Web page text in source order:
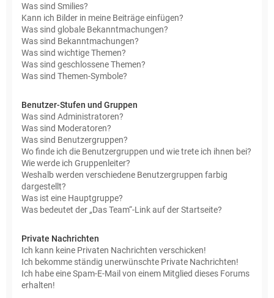
Was sind Smilies?
Kann ich Bilder in meine Beiträge einfügen?
Was sind globale Bekanntmachungen?
Was sind Bekanntmachungen?
Was sind wichtige Themen?
Was sind geschlossene Themen?
Was sind Themen-Symbole?
Benutzer-Stufen und Gruppen
Was sind Administratoren?
Was sind Moderatoren?
Was sind Benutzergruppen?
Wo finde ich die Benutzergruppen und wie trete ich ihnen bei?
Wie werde ich Gruppenleiter?
Weshalb werden verschiedene Benutzergruppen farbig
dargestellt?
Was ist eine Hauptgruppe?
Was bedeutet der „Das Team“-Link auf der Startseite?
Private Nachrichten
Ich kann keine Privaten Nachrichten verschicken!
Ich bekomme ständig unerwünschte Private Nachrichten!
Ich habe eine Spam-E-Mail von einem Mitglied dieses Forums
erhalten!